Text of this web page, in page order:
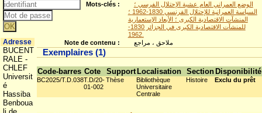
Mots-clés :
الوضع العمراني العام عشية الإحتلال الفرسي ؛
السياسة العمرانية للإحتلال الفرنسي 1830-1962 ؛
المنشآت الاقتصادية الكبرى ؛ الأبعاد الإستعمارية
للمنشآت الاقتصادية الكبرى في الجزائر 1830-
1962.
Note de contenu :
ملاحق ، مراجع
Exemplaires (1)
Code-barres Cote Support Localisation Section Disponibilité
BC2025/T.D.038T.D/20-
01-002
Thèse
Bibliothèque
Universitaire
Centrale
Histoire Exclu du prêt
Adresse
BUCENT
RALE -
CHLEF
Universit
é
Hassiba
Benboua